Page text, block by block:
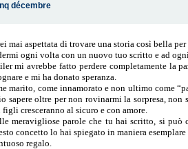
décembre
mai aspettata di trovare una storia così bella
ogni volta con un nuovo tuo scritto e ad
mi avrebbe fatto perdere completamente la
e mi ha donato speranza.
marito, come innamorato e non ultimo come
sapere oltre per non rovinarmi la sorpresa,
cresceranno al sicuro e con amore.
meravigliose parole che tu hai scritto, si
concetto lo hai spiegato in maniera
regalo.